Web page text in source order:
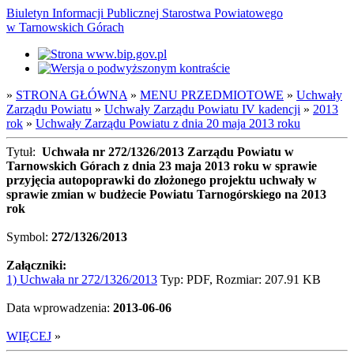
Biuletyn Informacji Publicznej Starostwa Powiatowego
w Tarnowskich Górach
» STRONA GŁÓWNA » MENU PRZEDMIOTOWE » Uchwały
Zarządu Powiatu » Uchwały Zarządu Powiatu IV kadencji » 2013
rok » Uchwały Zarządu Powiatu z dnia 20 maja 2013 roku
Tytuł: Uchwała nr 272/1326/2013 Zarządu Powiatu w
Tarnowskich Górach z dnia 23 maja 2013 roku w sprawie
przyjęcia autopoprawki do złożonego projektu uchwały w
sprawie zmian w budżecie Powiatu Tarnogórskiego na 2013
rok
Symbol: 272/1326/2013
Załączniki:
1) Uchwała nr 272/1326/2013 Typ: PDF, Rozmiar: 207.91 KB
Data wprowadzenia: 2013-06-06
WIĘCEJ »